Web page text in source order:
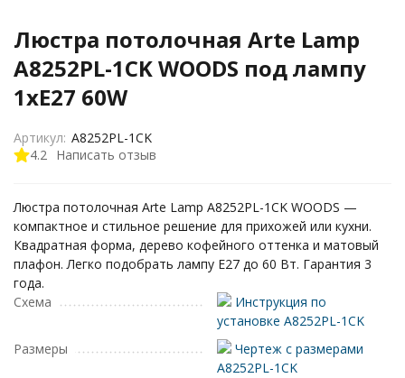
Люстра потолочная Arte Lamp
A8252PL-1CK WOODS под лампу
1xE27 60W
4.2 Написать отзыв
Артикул: A8252PL-1CK
Люстра потолочная Arte Lamp A8252PL-1CK WOODS —
компактное и стильное решение для прихожей или кухни.
Квадратная форма, дерево кофейного оттенка и матовый
плафон. Легко подобрать лампу E27 до 60 Вт. Гарантия 3
года.
Схема
Инструкция по
установке A8252PL-1CK
Размеры
Чертеж с размерами
A8252PL-1CK